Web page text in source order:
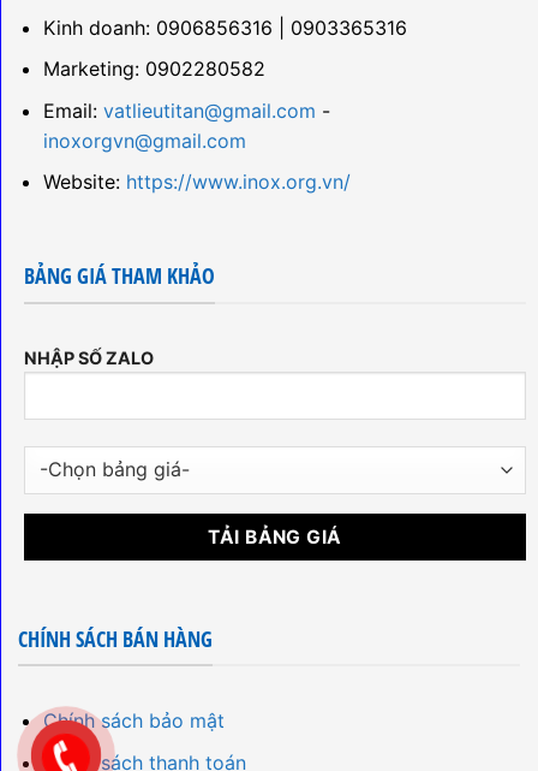
Kinh doanh: 0906856316 | 0903365316
Marketing: 0902280582
Email: vatlieutitan@gmail.com -
inoxorgvn@gmail.com
Website: https://www.inox.org.vn/
BẢNG GIÁ THAM KHẢO
NHẬP SỐ ZALO
CHÍNH SÁCH BÁN HÀNG
Chính sách bảo mật
Chính sách thanh toán